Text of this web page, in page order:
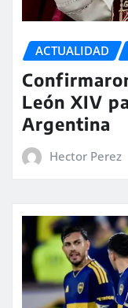
ACTUALIDAD
León XIV
Argentina
Hector Perez